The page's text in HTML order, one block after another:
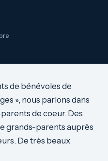
de bénévoles de
», nous parlons dans
de coeur. Des
grands-parents auprès
De très beaux